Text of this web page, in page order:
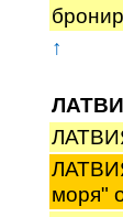
↑
моря"